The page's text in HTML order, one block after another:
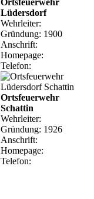
Lüdersdorf
Wehrleiter:
Gründung: 1900
Anschrift:
Homepage:
Telefon:
Ortsfeuerwehr
Schattin
Wehrleiter:
Gründung: 1926
Anschrift:
Homepage:
Telefon: